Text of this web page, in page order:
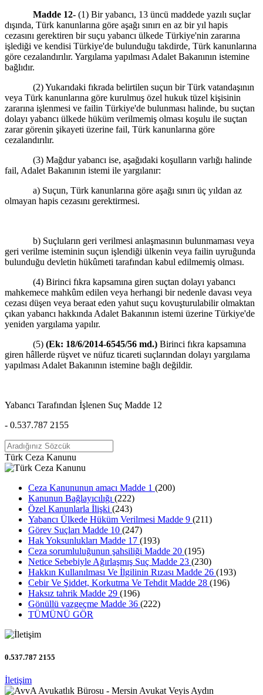
Madde 12- (1) Bir yabancı, 13 üncü maddede yazılı suçlar
dışında, Türk kanunlarına göre aşağı sınırı en az bir yıl hapis
cezasını gerektiren bir suçu yabancı ülkede Türkiye'nin zararına
işlediği ve kendisi Türkiye'de bulunduğu takdirde, Türk kanunlarına
göre cezalandırılır. Yargılama yapılması Adalet Bakanının istemine
bağlıdır.
(2) Yukarıdaki fıkrada belirtilen suçun bir Türk vatandaşının
veya Türk kanunlarına göre kurulmuş özel hukuk tüzel kişisinin
zararına işlenmesi ve failin Türkiye'de bulunması halinde, bu suçtan
dolayı yabancı ülkede hüküm verilmemiş olması koşulu ile suçtan
zarar görenin şikayeti üzerine fail, Türk kanunlarına göre
cezalandırılır.
(3) Mağdur yabancı ise, aşağıdaki koşulların varlığı halinde
fail, Adalet Bakanının istemi ile yargılanır:
a) Suçun, Türk kanunlarına göre aşağı sınırı üç yıldan az
olmayan hapis cezasını gerektirmesi.
b) Suçluların geri verilmesi anlaşmasının bulunmaması veya
geri verilme isteminin suçun işlendiği ülkenin veya failin uyruğunda
bulunduğu devletin hükûmeti tarafından kabul edilmemiş olması.
(4) Birinci fıkra kapsamına giren suçtan dolayı yabancı
mahkemece mahkûm edilen veya herhangi bir nedenle davası veya
cezası düşen veya beraat eden yahut suçu kovuşturulabilir olmaktan
çıkan yabancı hakkında Adalet Bakanının istemi üzerine Türkiye'de
yeniden yargılama yapılır.
(5) (Ek: 18/6/2014-6545/56 md.) Birinci fıkra kapsamına
giren hâllerde rüşvet ve nüfuz ticareti suçlarından dolayı yargılama
yapılması Adalet Bakanının istemine bağlı değildir.
Yabancı Tarafından İşlenen Suç Madde 12
- 0.537.787 2155
Türk Ceza Kanunu
Ceza Kanununun amacı Madde 1 (200)
Kanunun Bağlayıcılığı (222)
Özel Kanunlarla İlişki (243)
Yabancı Ülkede Hüküm Verilmesi Madde 9 (211)
Görev Suçları Madde 10 (247)
Hak Yoksunlukları Madde 17 (193)
Ceza sorumluluğunun şahsiliği Madde 20 (195)
Netice Sebebiyle Ağırlaşmış Suç Madde 23 (230)
Hakkın Kullanılması Ve İlgilinin Rızası Madde 26 (193)
Cebir Ve Şiddet, Korkutma Ve Tehdit Madde 28 (196)
Haksız tahrik Madde 29 (196)
Gönüllü vazgeçme Madde 36 (222)
TÜMÜNÜ GÖR
0.537.787 2155
İletişim